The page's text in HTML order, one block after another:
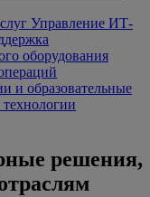
Управление ИТ-
оборудования
и образовательные
решения,